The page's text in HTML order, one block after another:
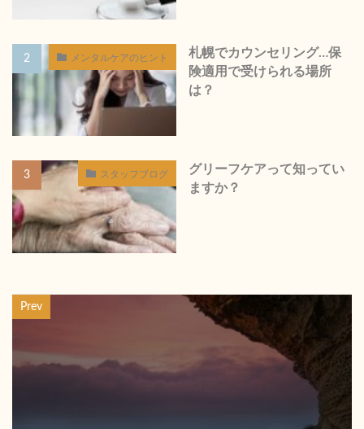
メンタルケアのヒント
札幌でカウンセリング…保
険適用で受けられる場所
は？
スタッフブログ
グリーフケアって知ってい
ますか？
Prev